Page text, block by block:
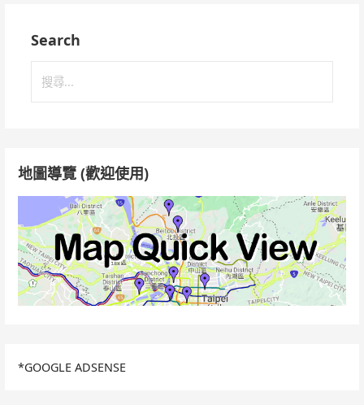
Search
地圖導覽 (歡迎使用)
*GOOGLE ADSENSE